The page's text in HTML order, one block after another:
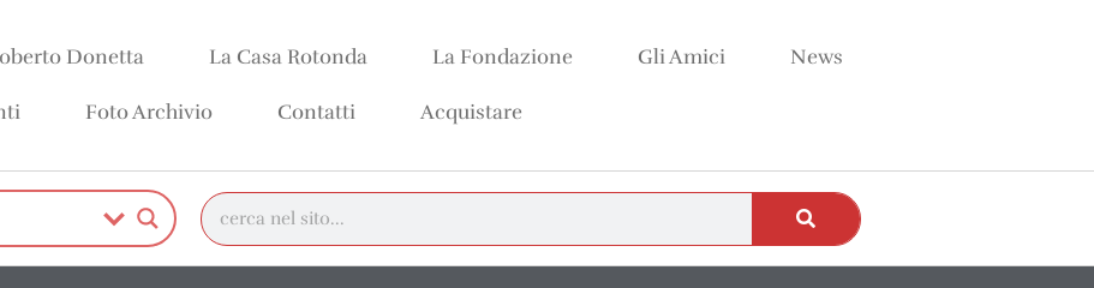
Donetta La Casa Rotonda La Fondazione Gli Amici News
Foto Archivio Contatti Acquistare